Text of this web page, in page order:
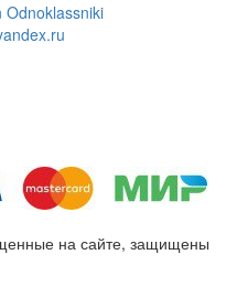
Odnoklassniki
на сайте, защищены